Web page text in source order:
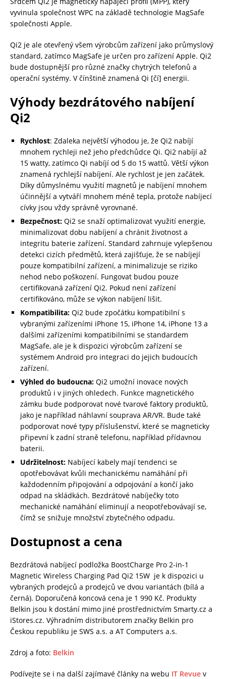
vyvinula společnost WPC na základě technologie MagSafe
společnosti Apple.
Qi2 je ale otevřený všem výrobcům zařízení jako průmyslový
standard, zatímco MagSafe je určen pro zařízení Apple. Qi2
bude dostupnější pro různé značky chytrých telefonů a
operační systémy. V čínštině znamená Qi [čí] energii.
Výhody bezdrátového nabíjení
Qi2
Rychlost: Zdaleka největší výhodou je, že Qi2 nabíjí
mnohem rychleji než jeho předchůdce Qi. Qi2 nabíjí až
15 watty, zatímco Qi nabíjí od 5 do 15 wattů. Větší výkon
znamená rychlejší nabíjení. Ale rychlost je jen začátek.
Díky důmyslnému využití magnetů je nabíjení mnohem
účinnější a vytváří mnohem méně tepla, protože nabíjecí
cívky jsou vždy správně vyrovnané.
Bezpečnost: Qi2 se snaží optimalizovat využití energie,
minimalizovat dobu nabíjení a chránit životnost a
integritu baterie zařízení. Standard zahrnuje vylepšenou
detekci cizích předmětů, která zajišťuje, že se nabíjejí
pouze kompatibilní zařízení, a minimalizuje se riziko
nehod nebo poškození. Fungovat budou pouze
certifikovaná zařízení Qi2. Pokud není zařízení
certifikováno, může se výkon nabíjení lišit.
Kompatibilita: Qi2 bude zpočátku kompatibilní s
vybranými zařízeními iPhone 15, iPhone 14, iPhone 13 a
dalšími zařízeními kompatibilními se standardem
MagSafe, ale je k dispozici výrobcům zařízení se
systémem Android pro integraci do jejich budoucích
zařízení.
Výhled do budoucna: Qi2 umožní inovace nových
produktů i v jiných ohledech. Funkce magnetického
zámku bude podporovat nové tvarové faktory produktů,
jako je například náhlavní souprava AR/VR. Bude také
podporovat nové typy příslušenství, které se magneticky
připevní k zadní straně telefonu, například přídavnou
baterii.
Udržitelnost: Nabíjecí kabely mají tendenci se
opotřebovávat kvůli mechanickému namáhání při
každodenním připojování a odpojování a končí jako
odpad na skládkách. Bezdrátové nabíječky toto
mechanické namáhání eliminují a neopotřebovávají se,
čímž se snižuje množství zbytečného odpadu.
Dostupnost a cena
Bezdrátová nabíjecí podložka BoostCharge Pro 2-in-1
Magnetic Wireless Charging Pad Qi2 15W je k dispozici u
vybraných prodejců a prodejců ve dvou variantách (bílá a
černá). Doporučená koncová cena je 1 990 Kč. Produkty
Belkin jsou k dostání mimo jiné prostřednictvím Smarty.cz a
iStores.cz. Výhradním distributorem značky Belkin pro
Českou republiku je SWS a.s. a AT Computers a.s.
Zdroj a foto: Belkin
Podívejte se i na další zajímavé články na webu IT Revue v